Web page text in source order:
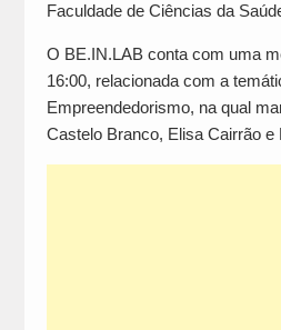
Faculdade de Ciências da
O BE.IN.LAB conta com uma
16:00, relacionada com a
Empreendedorismo, na qual
Castelo Branco, Elisa Cairrão e